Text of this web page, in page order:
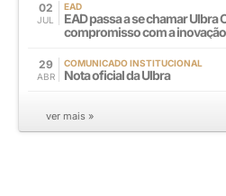
02
JUL
EAD
EAD passa a se chamar Ulbra
compromisso com a inovação
29
ABR
COMUNICADO INSTITUCIONAL
Nota oficial da Ulbra
ver mais »